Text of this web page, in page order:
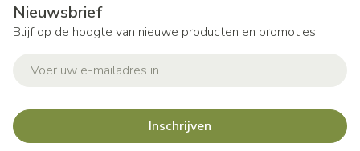
Nieuwsbrief
Blijf op de hoogte van nieuwe producten en promoties
Inschrijven